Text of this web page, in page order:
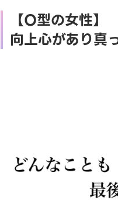
【O型の女性】
向上心があり真